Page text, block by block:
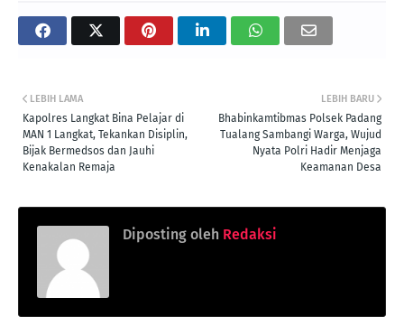
LEBIH BARU
Bhabinkamtibmas Polsek Padang
Tualang Sambangi Warga, Wujud
Nyata Polri Hadir Menjaga
Keamanan Desa
LEBIH LAMA
Kapolres Langkat Bina Pelajar di
MAN 1 Langkat, Tekankan Disiplin,
Bijak Bermedsos dan Jauhi
Kenakalan Remaja
Diposting oleh Redaksi